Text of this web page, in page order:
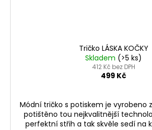
Tričko LÁSKA KOČKY
Skladem (>5 ks)
412 Kč bez DPH
499 Kč
Módní tričko s potiskem je vyrobeno
potištěno tou nejkvalitnější
perfektní střih a tak skvěle sedí na